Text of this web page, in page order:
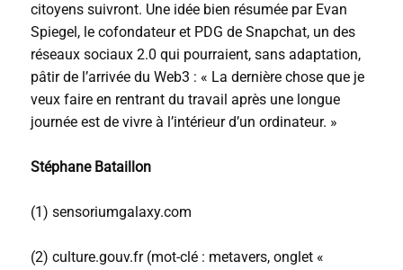
citoyens suivront. Une idée bien résumée par Evan
Spiegel, le cofondateur et PDG de Snapchat, un des
réseaux sociaux 2.0 qui pourraient, sans adaptation,
pâtir de l’arrivée du Web3 : « La dernière chose que je
veux faire en rentrant du travail après une longue
journée est de vivre à l’intérieur d’un ordinateur. »
Stéphane Bataillon
(1) sensoriumgalaxy.com
(2) culture.gouv.fr (mot-clé : metavers, onglet «